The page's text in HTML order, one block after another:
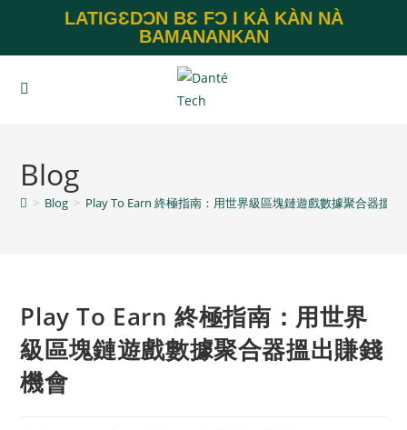
LATIGƐDƆN BƐ FƆ I KÀ KÀN NÀ
BAMANANKAN
Blog
> Blog > Play To Earn 終極指南：用世界級區塊鏈遊戲數據聚合器搵出
Play To Earn 終極指南：用世界
級區塊鏈遊戲數據聚合器搵出賺錢
機會